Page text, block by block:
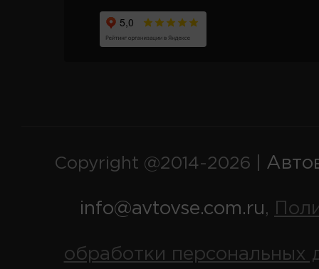
Copyright @2014-2026 |
info@avtovse.com.ru,
обработки персональных